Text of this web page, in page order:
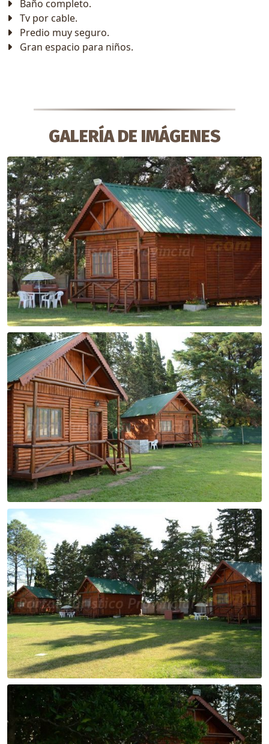
Baño completo.
Tv por cable.
Predio muy seguro.
Gran espacio para niños.
GALERÍA DE IMÁGENES